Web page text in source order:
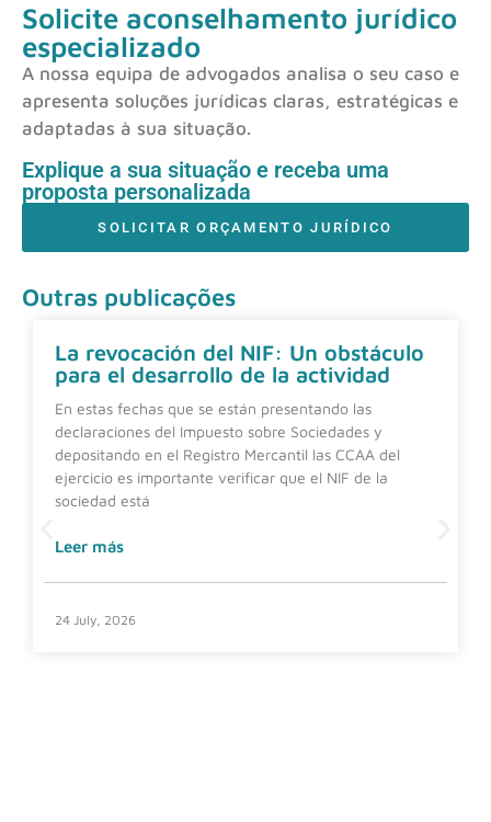
Solicite aconselhamento jurídico
especializado
A nossa equipa de advogados analisa o seu caso e
apresenta soluções jurídicas claras, estratégicas e
adaptadas à sua situação.
Explique a sua situação e receba uma
proposta personalizada
SOLICITAR ORÇAMENTO JURÍDICO
Outras publicações
La revocación del NIF: Un obstáculo
para el desarrollo de la actividad
En estas fechas que se están presentando las
declaraciones del Impuesto sobre Sociedades y
depositando en el Registro Mercantil las CCAA del
ejercicio es importante verificar que el NIF de la
sociedad está
Leer más
24 July, 2026